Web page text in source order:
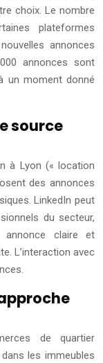
choix. Le nombre
plateformes
annonces
annonces sont
un moment donné
source
à Lyon (« location
des annonces
LinkedIn peut
du secteur,
annonce claire et
L’interaction avec
de quartier
les immeubles